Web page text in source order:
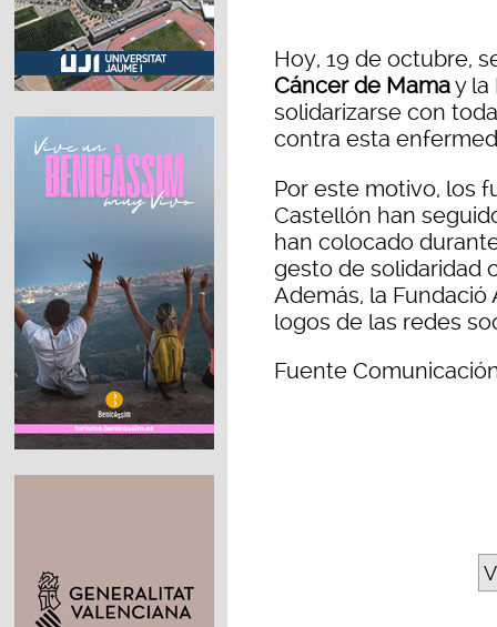
Hoy, 19 de octubre,
Cáncer de Mamay la
solidarizarse con
contra esta
Por este motivo, los
Castellón han
han colocado
gesto de solidaridad
Además, la
logos de las redes
Fuente